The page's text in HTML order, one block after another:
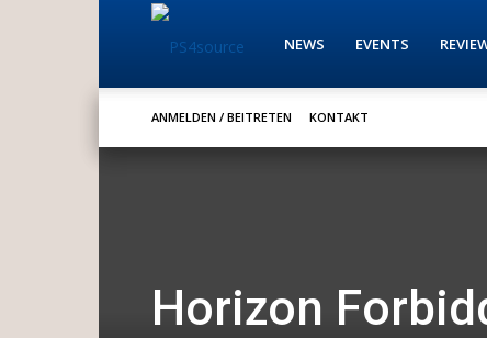
PS4source
NEWS EVENTS
ANMELDEN / BEITRETEN KONTAKT
Horizon